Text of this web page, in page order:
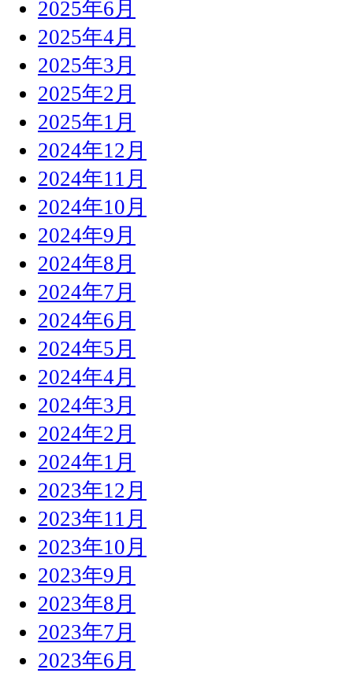
2025年6月
2025年4月
2025年3月
2025年2月
2025年1月
2024年12月
2024年11月
2024年10月
2024年9月
2024年8月
2024年7月
2024年6月
2024年5月
2024年4月
2024年3月
2024年2月
2024年1月
2023年12月
2023年11月
2023年10月
2023年9月
2023年8月
2023年7月
2023年6月